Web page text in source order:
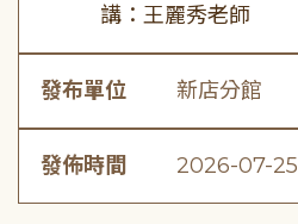
講：王麗秀老師
發布單位 新店分館
發佈時間 2026-07-25